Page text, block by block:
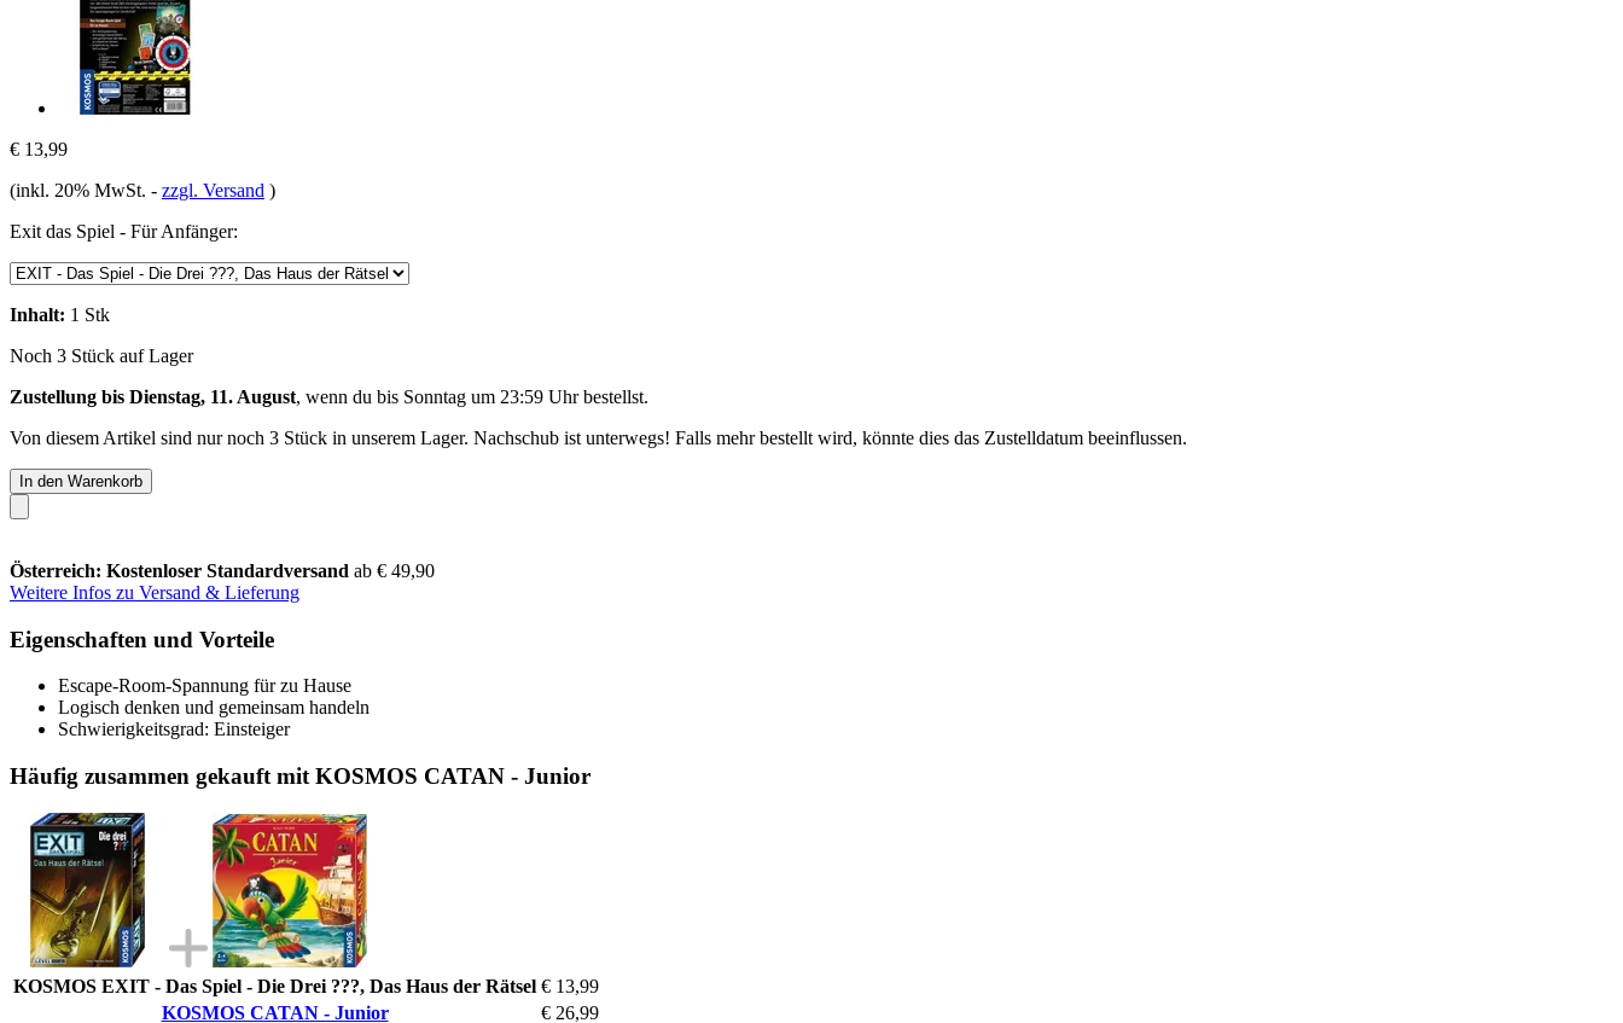
€ 13,99
(inkl. 20% MwSt. - zzgl. Versand )
Exit das Spiel - Für Anfänger:
Inhalt: 1 Stk
Noch 3 Stück auf Lager
Zustellung bis Dienstag, 11. August, wenn du bis Sonntag um 23:59 Uhrbestellst.
Von diesem Artikel sind nur noch 3 Stück in unserem Lager. Nachschub ist unterwegs! Falls mehr bestellt wird, könnte dies das Zustelldatum beeinflussen.
In den Warenkorb
Österreich: Kostenloser Standardversand ab € 49,90
Weitere Infos zu Versand & Lieferung
Eigenschaften und Vorteile
Escape-Room-Spannung für zu Hause
Logisch denken und gemeinsam handeln
Schwierigkeitsgrad: Einsteiger
Häufig zusammen gekauft mit KOSMOS CATAN - Junior
KOSMOS EXIT - Das Spiel - Die Drei ???, Das Haus der Rätsel € 13,99
KOSMOS CATAN - Junior
€ 26,99